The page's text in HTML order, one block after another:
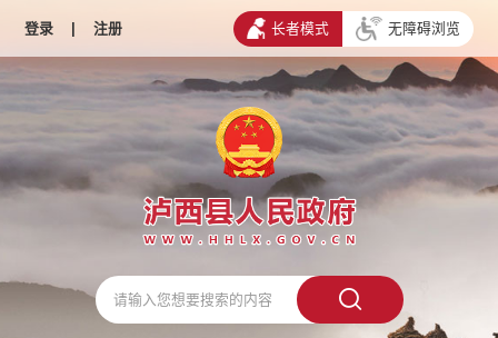
登录 | 注册 长者模式 无障碍浏览